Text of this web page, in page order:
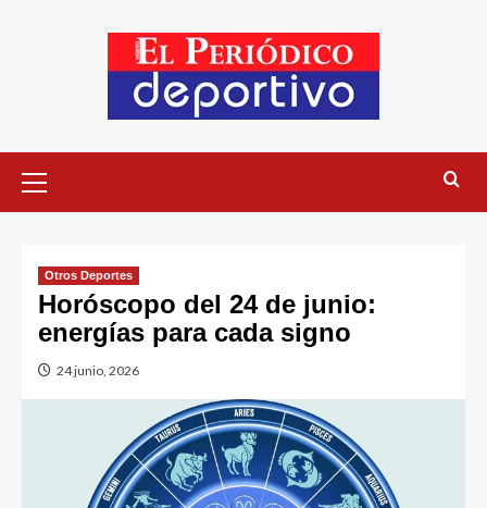
Otros Deportes
Horóscopo del 24 de junio:
energías para cada signo
24 junio, 2026